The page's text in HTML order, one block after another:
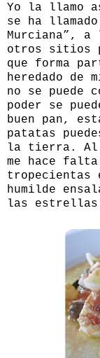
Yo la llamo
se ha
Murciana”, a
otros sitios
que forma
heredado de
no se puede
poder se
buen pan,
patatas
la tierra. Al
me hace
tropecientas
humilde
las estrellas